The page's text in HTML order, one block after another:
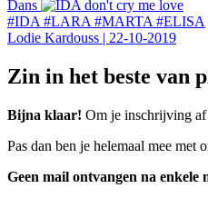
Dans
#IDA #LARA #MARTA #ELISA
Lodie Kardouss | 22-10-2019
Zin in het beste van
Bijna klaar! Om je inschrijving af
Pas dan ben je helemaal mee met
Geen mail ontvangen na enkele